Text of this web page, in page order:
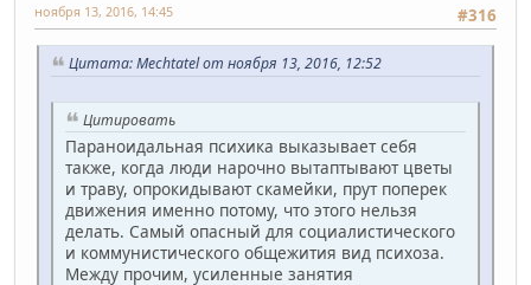
#316
ноября 13, 2016, 14:45
Цитата: Mechtatel от ноября 13, 2016, 12:52
Цитировать
Параноидальная психика выказывает себя
также, когда люди нарочно вытаптывают цветы
и траву, опрокидывают скамейки, прут поперек
движения именно потому, что этого нельзя
делать. Самый опасный для социалистического
и коммунистического общежития вид психоза.
Между прочим, усиленные занятия